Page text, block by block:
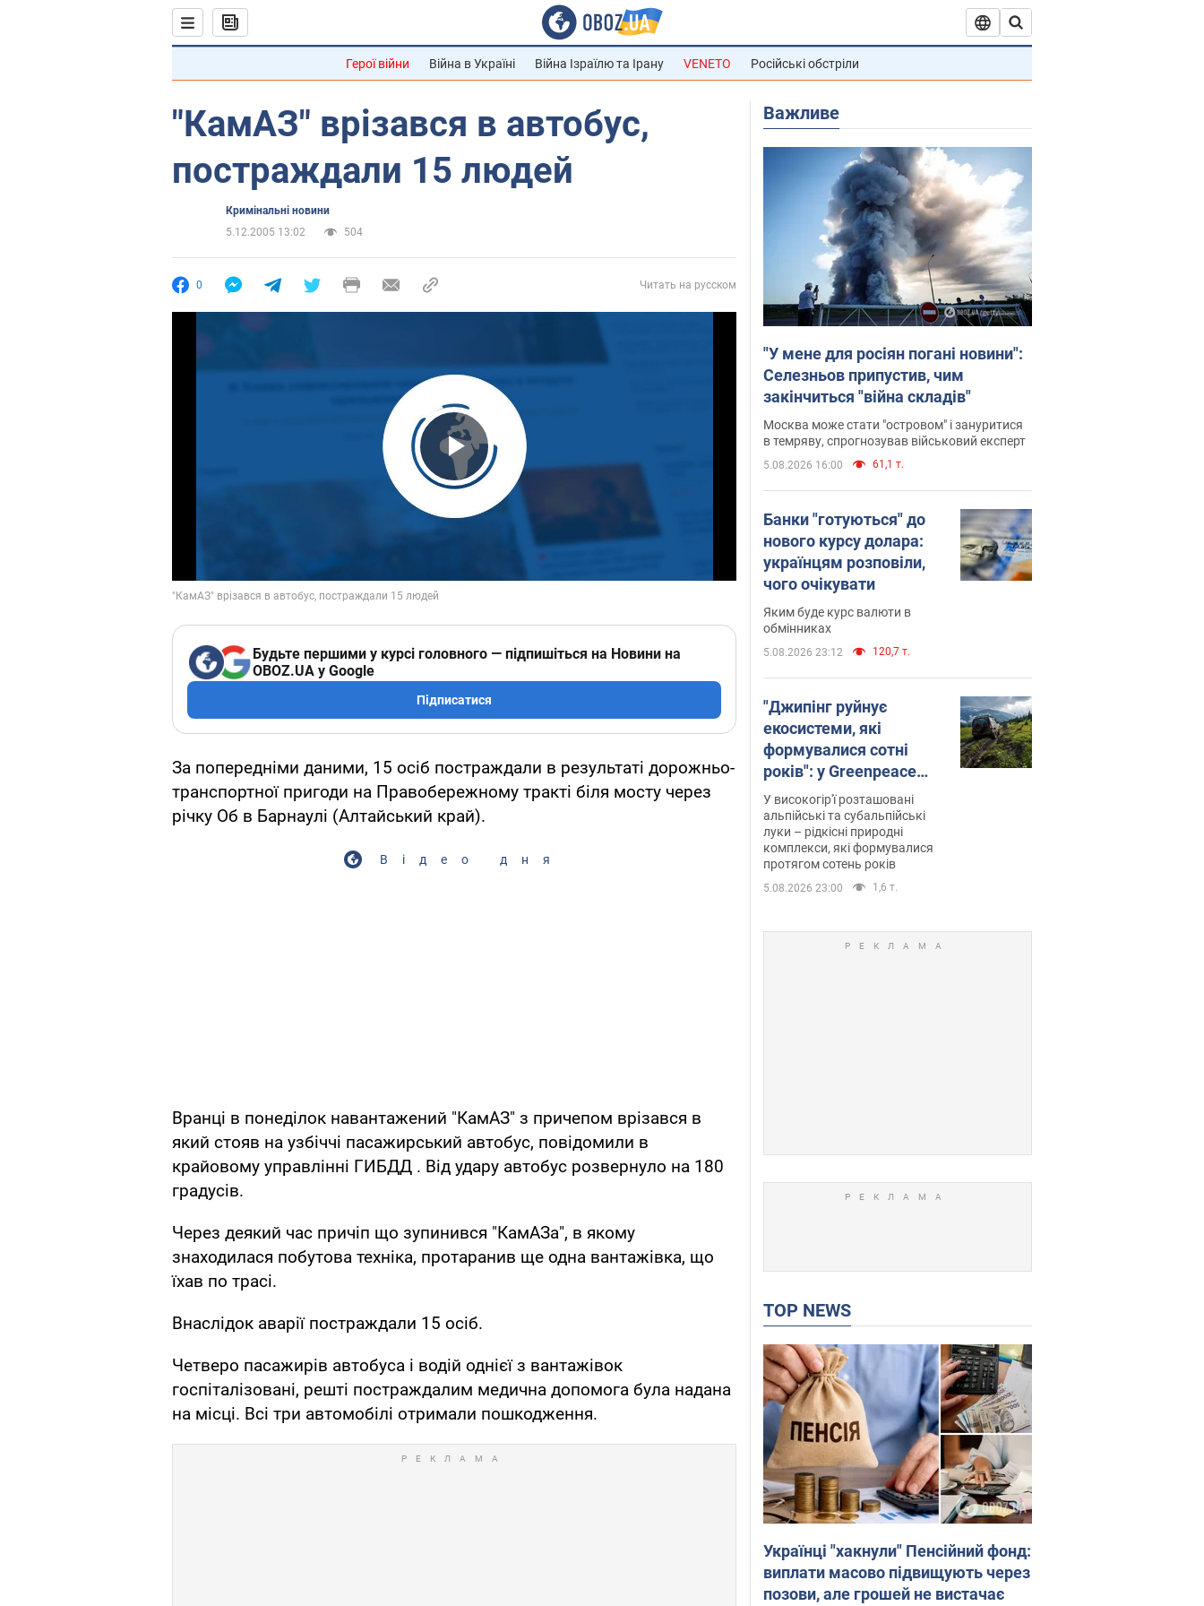
Герої війни Війна в Україні Війна Ізраїлю та Ірану VENETO Російські обстріли
"КамАЗ" врізався в автобус,
постраждали 15 людей
Кримінальні новини
5.12.2005 13:02
504
0 Читать на русском
Play Video
Будьте першими у курсі головного — підпишіться на Новини на
OBOZ.UA у Google
Підписатися
За попередніми даними, 15 осіб постраждали в результаті дорожньо-
транспортної пригоди на Правобережному тракті біля мосту через
річку Об в Барнаулі (Алтайський край).
Відео дня
Вранці в понеділок навантажений "КамАЗ" з причепом врізався в
який стояв на узбіччі пасажирський автобус, повідомили в
крайовому управлінні ГИБДД . Від удару автобус розвернуло на 180
градусів.
Через деякий час причіп що зупинився "КамАЗа", в якому
знаходилася побутова техніка, протаранив ще одна вантажівка, що
їхав по трасі.
Внаслідок аварії постраждали 15 осіб.
Четверо пасажирів автобуса і водій однієї з вантажівок
госпіталізовані, решті постраждалим медична допомога була надана
на місці. Всі три автомобілі отримали пошкодження.
Важливе
"У мене для росіян погані новини":
Селезньов припустив, чим
закінчиться "війна складів"
Москва може стати "островом" і зануритися
в темряву, спрогнозував військовий експерт
5.08.2026 16:00 61,1 т.
Банки "готуються" до
нового курсу долара:
українцям розповіли,
чого очікувати
Яким буде курс валюти в
обмінниках
5.08.2026 23:12 120,7 т.
"Джипінг руйнує
екосистеми, які
формувалися сотні
років": у Greenpeace
забили на сполох
У високогір'ї розташовані
альпійські та субальпійські
луки – рідкісні природні
комплекси, які формувалися
протягом сотень років
5.08.2026 23:00 1,6 т.
TOP NEWS
Українці "хакнули" Пенсійний фонд:
виплати масово підвищують через
позови, але грошей не вистачає